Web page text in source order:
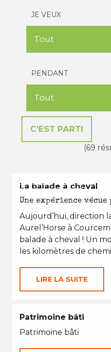
JE VEUX
PENDANT
(69
EN TOUTES SAISONS
La balade à cheval
Une expérience
Aujourd’hui, direction
Aurel’Horse à
balade à cheval ! Un
les kilomètres de
LIRE LA SUITE
Patrimoine bâti
Patrimoine bâti